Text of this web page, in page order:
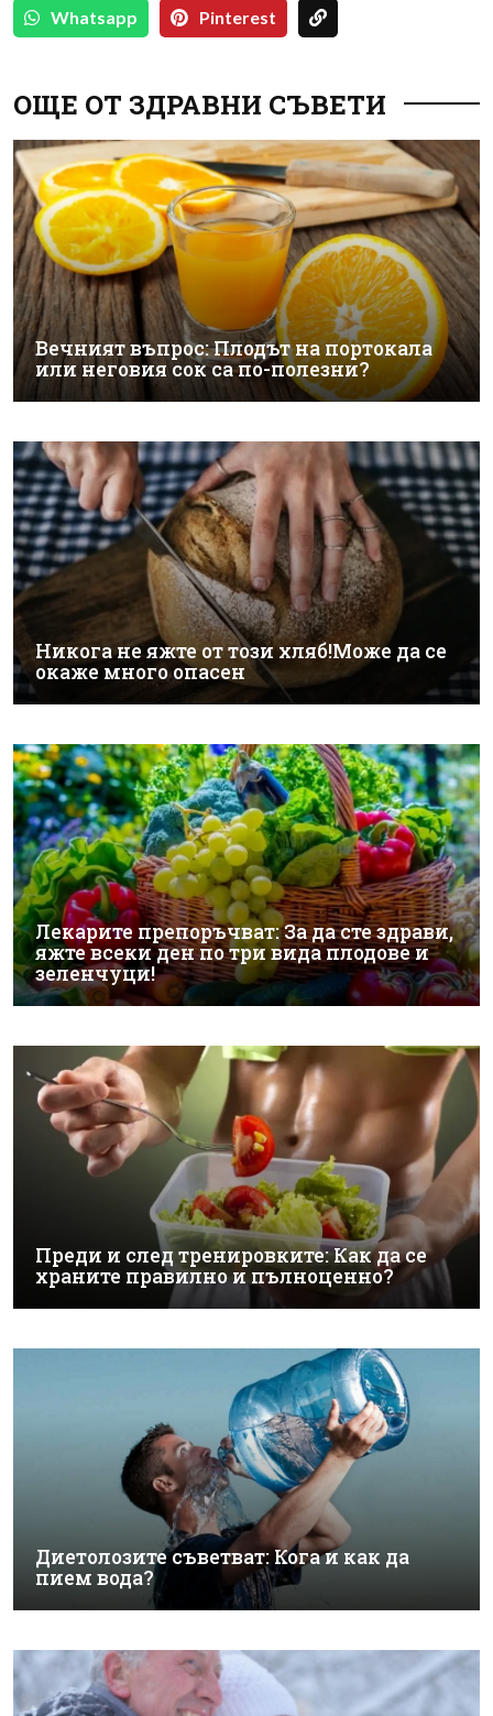
Whatsapp Pinterest
ОЩЕ ОТ ЗДРАВНИ СЪВЕТИ
Вечният въпрос: Плодът на портокала
или неговия сок са по-полезни?
Никога не яжте от този хляб!Може да се
окаже много опасен
Лекарите препоръчват: За да сте здрави,
яжте всеки ден по три вида плодове и
зеленчуци!
Преди и след тренировките: Как да се
храните правилно и пълноценно?
Диетолозите съветват: Кога и как да
пием вода?